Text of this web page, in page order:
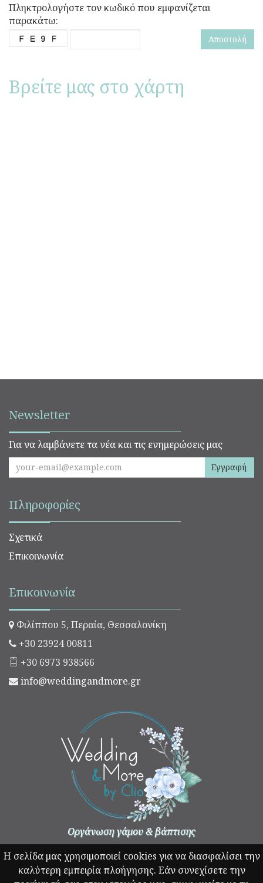
Η σελίδα μας χρησιμοποιεί cookies για να διασφαλίσει την
καλύτερη εμπειρία πλοήγησης. Εάν συνεχίσετε την
Πληκτρολογήστε τον κωδικό που εμφανίζεται
παρακάτω:
Αποστολή
Βρείτε μας στο χάρτη
Newsletter
Για να λαμβάνετε τα νέα και τις ενημερώσεις μας
Εγγραφή
Πληροφορίες
Σχετικά
Επικοινωνία
Επικοινωνία
Φιλίππου 5, Περαία, Θεσσαλονίκη
+30 23924 00811
+30 6973 938566
info@weddingandmore.gr
Οργάνωση γάμου & βάπτισης